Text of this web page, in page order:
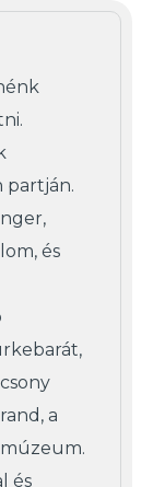
partján.
és
a
és